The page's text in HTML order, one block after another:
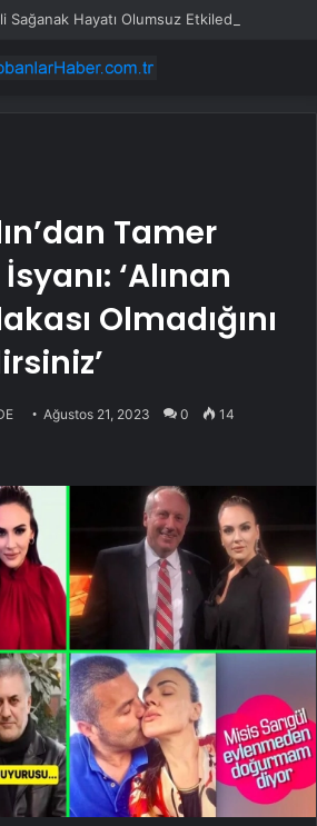
Sağanak Hayatı Olumsuz Etkiledi
Tamer
‘Alınan
Olmadığını
Ağustos 21, 2023 0 14